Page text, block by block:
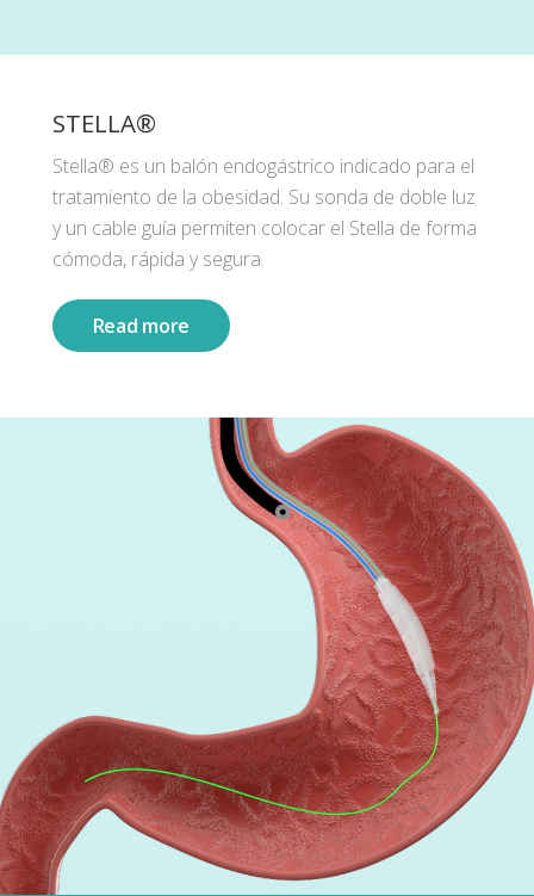
STELLA®
Stella® es un balón endogástrico indicado para el
tratamiento de la obesidad. Su sonda de doble luz
y un cable guía permiten colocar el Stella de forma
cómoda, rápida y segura.
Read more